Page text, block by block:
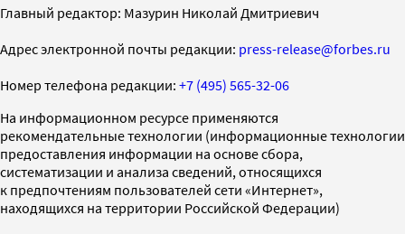
Главный редактор: Мазурин Николай Дмитриевич
Адрес электронной почты редакции: press-release@forbes.ru
Номер телефона редакции: +7 (495) 565-32-06
На информационном ресурсе применяются
рекомендательные технологии (информационные технологии
предоставления информации на основе сбора,
систематизации и анализа сведений, относящихся
к предпочтениям пользователей сети «Интернет»,
находящихся на территории Российской Федерации)